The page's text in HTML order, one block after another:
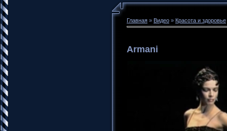
Главная » Видео » Красота и здоровье
Armani